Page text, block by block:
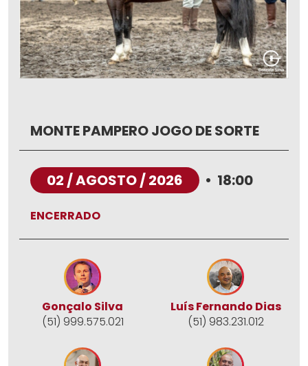
MONTE PAMPERO JOGO DE SORTE
02 / AGOSTO / 2026 • 18:00
ENCERRADO
Gonçalo Silva
(51) 999.575.021
Luís Fernando Dias
(51) 983.231.012